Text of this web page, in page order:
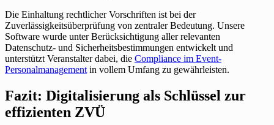
Die Einhaltung rechtlicher Vorschriften ist bei der
Zuverlässigkeitsüberprüfung von zentraler Bedeutung. Unsere
Software wurde unter Berücksichtigung aller relevanten
Datenschutz- und Sicherheitsbestimmungen entwickelt und
unterstützt Veranstalter dabei, die Compliance im Event-
Personalmanagement in vollem Umfang zu gewährleisten.
Fazit: Digitalisierung als Schlüssel zur
effizienten ZVÜ